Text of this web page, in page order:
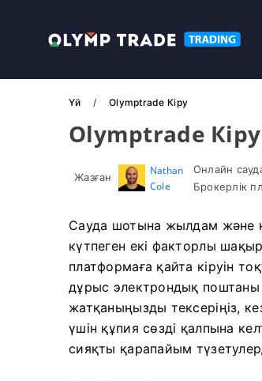
Үй Olymptrade Кіру
Olymptrade Кіру
Жазған
Nathan
Cole
Онлайн
Брокерлік
Сауда шотына жылдам және
күтпеген екі факторлы
платформаға қайта кіруін
дұрыс электрондық поштаны
жатқаныңызды тексеріңіз,
үшін құпия сөзді қалпына
сияқты қарапайым